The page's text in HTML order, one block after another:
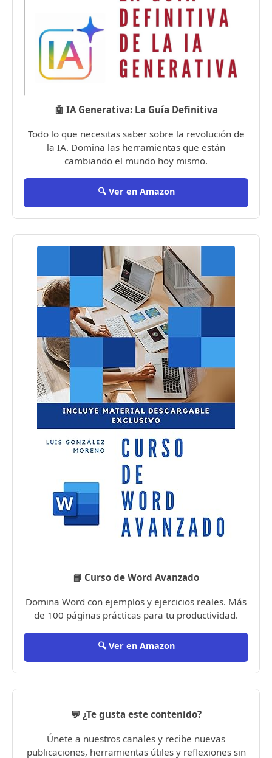
🤖 IA Generativa: La Guía Definitiva
Todo lo que necesitas saber sobre la revolución de
la IA. Domina las herramientas que están
cambiando el mundo hoy mismo.
🔍 Ver en Amazon
📘 Curso de Word Avanzado
Domina Word con ejemplos y ejercicios reales. Más
de 100 páginas prácticas para tu productividad.
🔍 Ver en Amazon
💬 ¿Te gusta este contenido?
Únete a nuestros canales y recibe nuevas
publicaciones, herramientas útiles y reflexiones sin